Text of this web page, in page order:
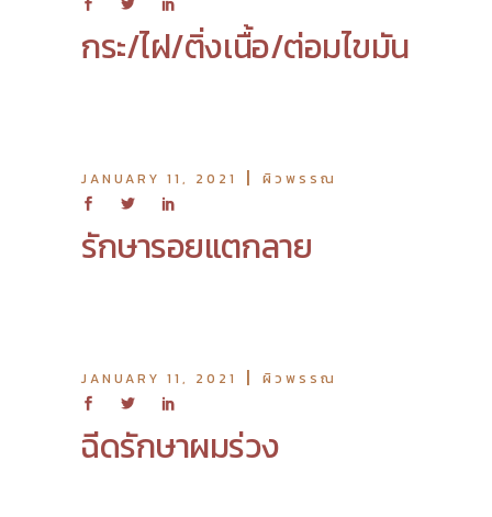
กระ/ไฝ/ติ่งเนื้อ/ต่อมไขมัน
JANUARY 11, 2021 ผิวพรรณ
รักษารอยแตกลาย
JANUARY 11, 2021 ผิวพรรณ
ฉีดรักษาผมร่วง